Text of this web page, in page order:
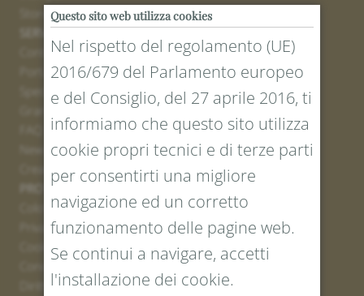
Stores
SERVICE
Contatto
Portale resi
Spedizione
Grandezze e lunghezze
Newsletter iscrizione
PROTEZIONE LEGALE E DEI DATI
Colofone
Privacy Policy
Cookies
Diritto di recesso
Questo sito web utilizza cookies
Nel rispetto del regolamento (UE)
2016/679 del Parlamento europeo
e del Consiglio, del 27 aprile 2016, ti
informiamo che questo sito utilizza
cookie propri tecnici e di terze parti
per consentirti una migliore
navigazione ed un corretto
funzionamento delle pagine web.
Se continui a navigare, accetti
l'installazione dei cookie.